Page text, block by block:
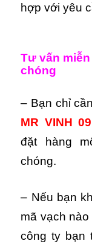
hợp với yêu
Tư vấn
chóng
– Bạn chỉ
MR VINH
đặt hàng
chóng.
– Nếu bạn
mã vạch
công ty bạn